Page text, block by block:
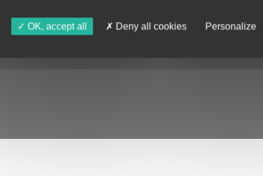
OK, accept all Deny all cookies Personalize